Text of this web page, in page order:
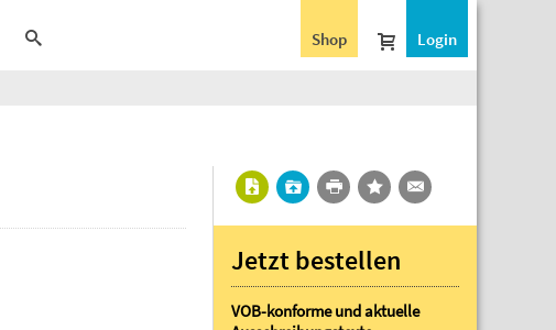
Login
Shop
Jetzt bestellen
VOB-konforme und aktuelle